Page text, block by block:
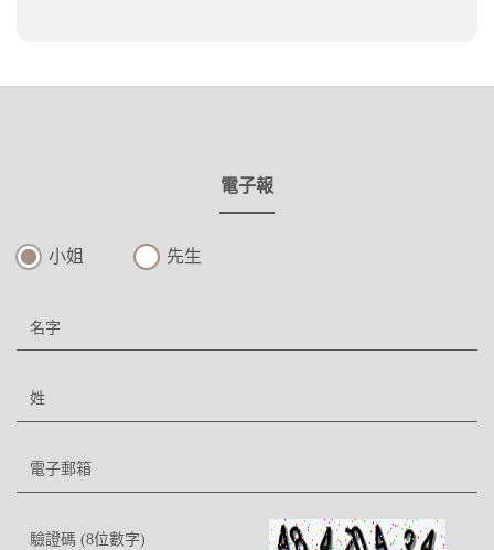
電子報
小姐 先生